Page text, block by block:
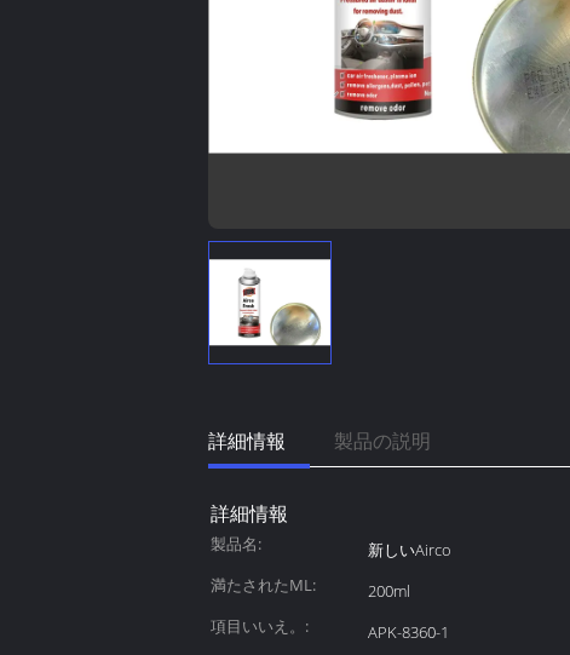
詳細情報 製品の説明
詳細情報
製品名: 新しいAirco
満たされたML:
200ml
項目いいえ。:
APK-8360-1